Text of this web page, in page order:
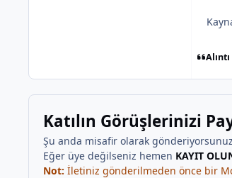
Alıntı
Katılın Görüşlerinizi
Şu anda misafir olarak
Eğer üye değilseniz hemen KAYIT
Not: İletiniz gönderilmeden önce bir